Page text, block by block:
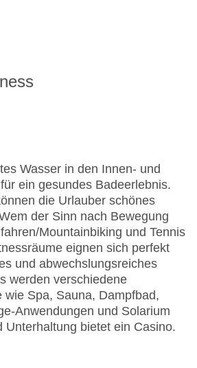
Wasser in den Innen- und
ein gesundes Badeerlebnis.
die Urlauber schönes
der Sinn nach Bewegung
Mountainbiking und Tennis
eignen sich perfekt
und abwechslungsreiches
werden verschiedene
wie Spa, Sauna, Dampfbad,
Anwendungen und Solarium
Unterhaltung bietet ein Casino.